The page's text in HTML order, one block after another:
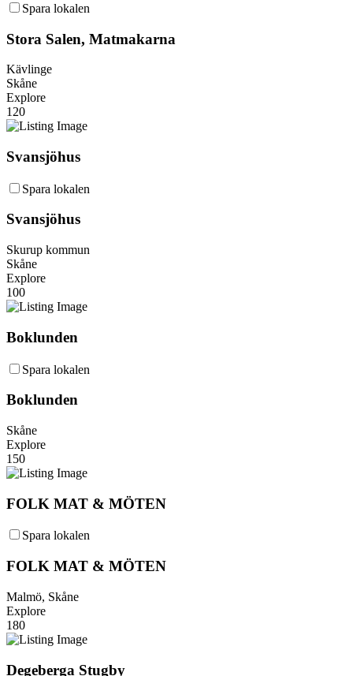
Spara lokalen
Stora Salen, Matmakarna
Kävlinge
Skåne
Explore
120
Svansjöhus
Spara lokalen
Svansjöhus
Skurup kommun
Skåne
Explore
100
Boklunden
Spara lokalen
Boklunden
Skåne
Explore
150
FOLK MAT & MÖTEN
Spara lokalen
FOLK MAT & MÖTEN
Malmö, Skåne
Explore
180
Degeberga Stugby